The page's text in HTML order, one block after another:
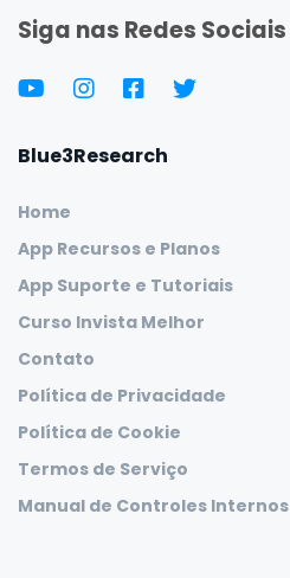
Siga nas Redes Sociais
Blue3Research
Home
App Recursos e Planos
App Suporte e Tutoriais
Curso Invista Melhor
Contato
Política de Privacidade
Política de Cookie
Termos de Serviço
Manual de Controles Internos